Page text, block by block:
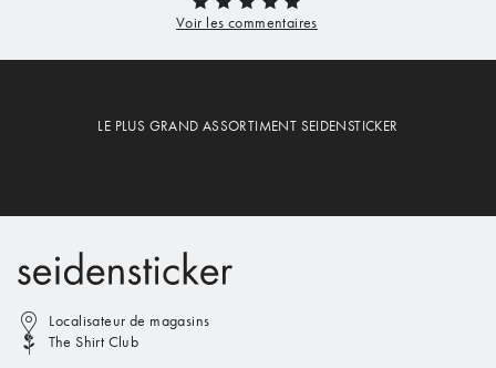
LE PLUS GRAND ASSORTIMENT SEIDENSTICKER
Localisateur de magasins
The Shirt Club